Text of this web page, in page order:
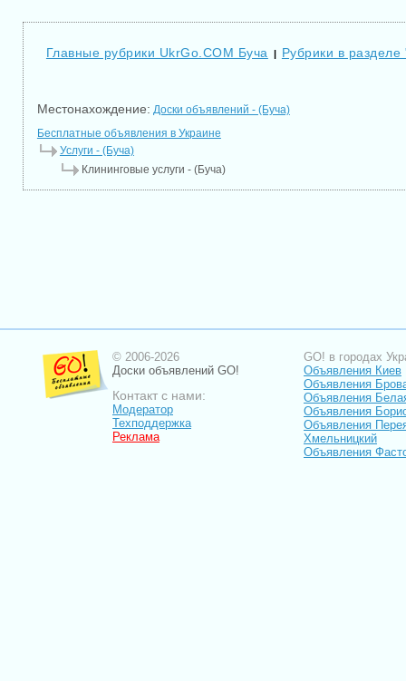
Главные рубрики UkrGo.COM Буча | Рубрики в разделе
Местонахождение: Доски объявлений - (Буча)
Бесплатные объявления в Украине
Услуги - (Буча)
Клининговые услуги - (Буча)
© 2006-2026
Доски объявлений GO!
Контакт с нами:
Модератор
Техподдержка
Реклама
GO! в городах
Объявления Киев
Объявления
Объявления
Объявления
Объявления
Хмельницкий
Объявления